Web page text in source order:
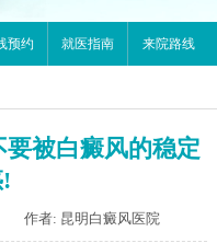
预约 就医指南 来院路线
被白癜风的稳定
作者: 昆明白癜风医院